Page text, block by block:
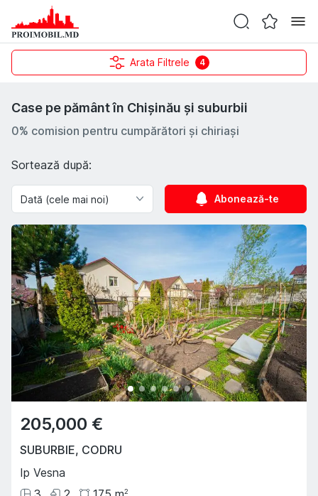
Arata Filtrele 4
Case pe pământ în Chișinău și suburbii
0% comision pentru cumpărători și chiriași
Sortează după:
Abonează-te
205,000 €
SUBURBIE, CODRU
Ip Vesna
2